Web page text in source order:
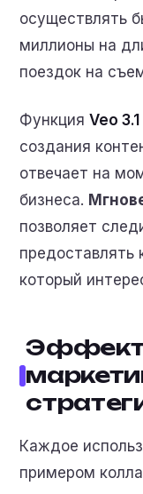
осуществлять
миллионы на
поездок на
ФункцияVeo
создания
отвечает на
бизнеса.
позволяет
предоставлять
который
Каждое
примером